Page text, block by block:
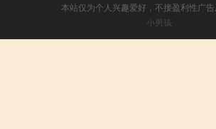
本站仅为个人兴趣爱好，不接盈利性广
小男孩